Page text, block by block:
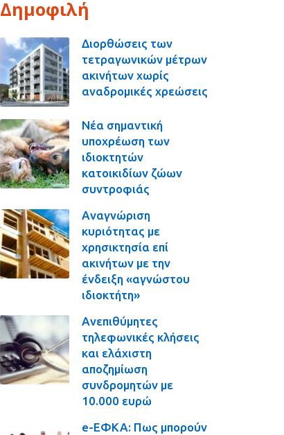
Δημοφιλή
Διορθώσεις των
τετραγωνικών μέτρων
ακινήτων χωρίς
αναδρομικές χρεώσεις
Νέα σημαντική
υποχρέωση των
ιδιοκτητών
κατοικιδίων ζώων
συντροφιάς
Αναγνώριση
κυριότητας με
χρησικτησία επί
ακινήτων με την
ένδειξη «αγνώστου
ιδιοκτήτη»
Ανεπιθύμητες
τηλεφωνικές κλήσεις
και ελάχιστη
αποζημίωση
συνδρομητών με
10.000 ευρώ
e-ΕΦΚΑ: Πως μπορούν